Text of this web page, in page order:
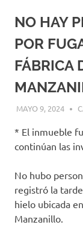
NO HAY
POR
FÁBRICA
MAYO 9, 2024
* El inmueble
continúan las
No hubo
registró la
hielo ubicada
Manzanillo.